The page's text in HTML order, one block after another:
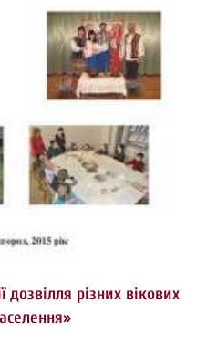
дозвілля різних вікових